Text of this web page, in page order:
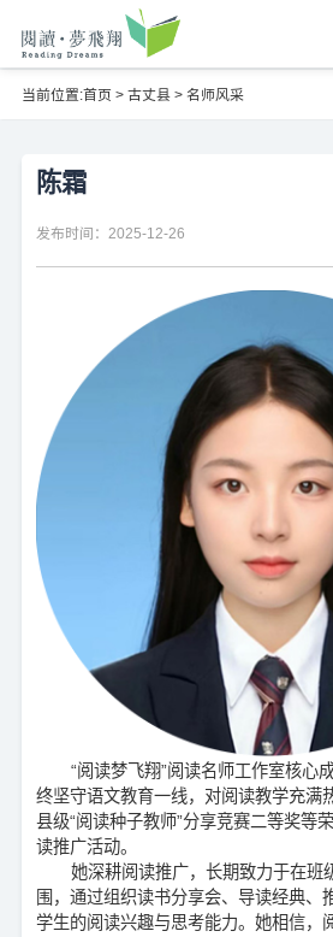
当前位置:首页 > 古丈县> 名师风采
陈霜
发布时间：2025-12-26
“阅读梦飞翔”阅读名师工作室核心
终坚守语文教育一线，对阅读教学充满
县级“阅读种子教师”分享竞赛二等奖等
读推广活动。
她深耕阅读推广，长期致力于在班
围，通过组织读书分享会、导读经典、
学生的阅读兴趣与思考能力。她相信，